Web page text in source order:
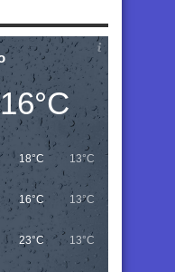
16°C
18°C 13°C
16°C 13°C
23°C 13°C